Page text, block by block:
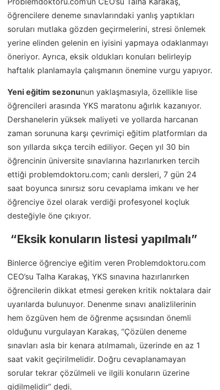
öğrencilere deneme sınavlarındaki yanlış yaptıkları
soruları mutlaka gözden geçirmelerini, stresi önlemek
yerine elinden gelenin en iyisini yapmaya odaklanmayı
öneriyor. Ayrıca, eksik oldukları konuları belirleyip
haftalık planlamayla çalışmanın önemine vurgu yapıyor.
Yeni eğitim sezonunun yaklaşmasıyla, özellikle lise
öğrencileri arasında YKS maratonu ağırlık kazanıyor.
Dershanelerin yüksek maliyeti ve yollarda harcanan
zaman sorununa karşı çevrimiçi eğitim platformları da
son yıllarda sıkça tercih ediliyor. Geçen yıl 30 bin
öğrencinin üniversite sınavlarına hazırlanırken tercih
ettiği problemdoktoru.com; canlı dersleri, 7 gün 24
saat boyunca sınırsız soru cevaplama imkanı ve her
öğrenciye özel olarak verdiği profesyonel koçluk
desteğiyle öne çıkıyor.
“Eksik konuların listesi yapılmalı”
Binlerce öğrenciye eğitim veren Problemdoktoru.com
CEO’su Talha Karakaş, YKS sınavına hazırlanırken
öğrencilerin dikkat etmesi gereken kritik noktalara dair
uyarılarda bulunuyor. Denenme sınavı analizlilerinin
hem özgüven hem de öğrenme açsısından önemli
olduğunu vurgulayan Karakaş, “Çözülen deneme
sınavları asla bir kenara atılmamalı, üzerinde en az 1
saat vakit geçirilmelidir. Doğru cevaplanamayan
sorular tekrar çözülmeli ve ilgili konuların üzerine
gidilmelidir” dedi.